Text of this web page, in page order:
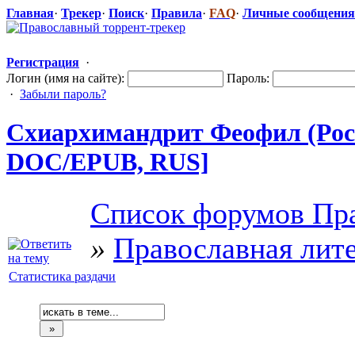
Главная· Трекер· Поиск· Правила· FAQ· Личные сообщения
Регистрация ·
Логин (имя на сайте):
Пароль:
· Забыли пароль?
Схиархимандр​ит Феофил
DOC/EPUB, RUS]
Список форумов
» Православная
Статистика раздачи